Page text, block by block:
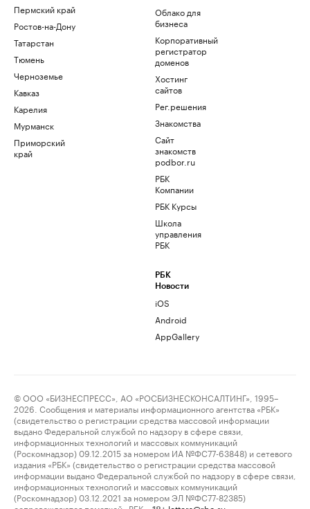
Пермский край
Ростов-на-Дону
Татарстан
Тюмень
Черноземье
Кавказ
Карелия
Мурманск
Приморский
край
Облако для
бизнеса
Корпоративный
регистратор
доменов
Хостинг
сайтов
Рег.решения
Знакомства
Сайт
знакомств
podbor.ru
РБК
Компании
РБК Курсы
Школа
управления
РБК
РБК
Новости
iOS
Android
AppGallery
© ООО «БИЗНЕСПРЕСС», АО «РОСБИЗНЕСКОНСАЛТИНГ», 1995–
2026. Сообщения и материалы информационного агентства «РБК»
(свидетельство о регистрации средства массовой информации
выдано Федеральной службой по надзору в сфере связи,
информационных технологий и массовых коммуникаций
(Роскомнадзор) 09.12.2015 за номером ИА №ФС77-63848) и сетевого
издания «РБК» (свидетельство о регистрации средства массовой
информации выдано Федеральной службой по надзору в сфере связи,
информационных технологий и массовых коммуникаций
(Роскомнадзор) 03.12.2021 за номером ЭЛ №ФС77-82385)